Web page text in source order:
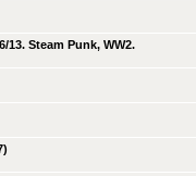
13. Steam Punk, WW2.